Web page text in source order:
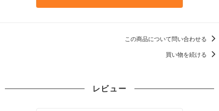
この商品について問い合わせる
買い物を続ける
レビュー